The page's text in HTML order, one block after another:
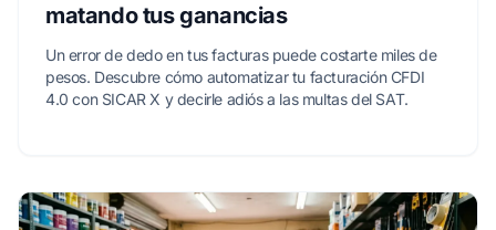
matando tus ganancias
Un error de dedo en tus facturas puede costarte miles de
pesos. Descubre cómo automatizar tu facturación CFDI
4.0 con SICAR X y decirle adiós a las multas del SAT.